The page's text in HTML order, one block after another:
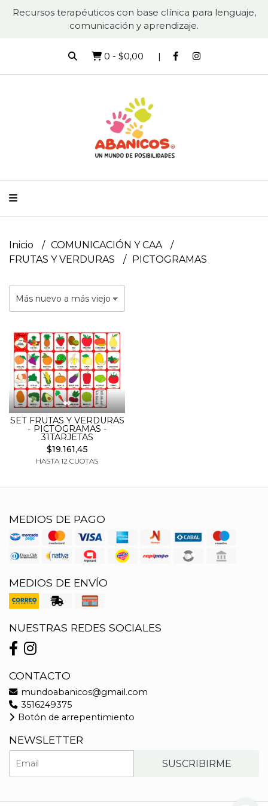
Recursos terapéuticos con base clínica para lenguaje,
comunicación y aprendizaje.
0 - $0,00
Inicio
COMUNICACIÓN Y CAA
FRUTAS Y VERDURAS
PICTOGRAMAS
SET FRUTAS Y VERDURAS
- PICTOGRAMAS -
31TARJETAS
$19.161,45
HASTA 12 CUOTAS
MEDIOS DE PAGO
MEDIOS DE ENVÍO
NUESTRAS REDES SOCIALES
CONTACTO
mundoabanicos@gmail.com
3516249375
Botón de arrepentimiento
NEWSLETTER
SUSCRIBIRME